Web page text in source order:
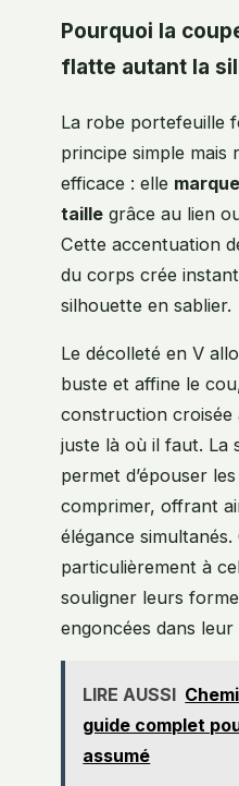
Pourquoi la
flatte autant la
La robe portefeuille
principe simple mais
efficace : elle
taille grâce au lien
Cette accentuation
du corps crée
silhouette en sablier.
Le décolleté en V
buste et affine le
construction
juste là où il faut. La
permet d’épouser
comprimer, offrant
élégance
particulièrement à
souligner leurs
engoncées dans
LIRE AUSSI
guide complet
assumé